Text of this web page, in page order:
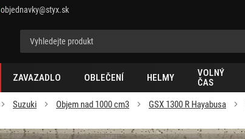
objednavky@styx.sk
ZAVAZADLO OBLEČENÍ HELMY
VOLNÝ
ČAS
Suzuki Objem nad 1000 cm3 GSX 1300 R Hayabusa